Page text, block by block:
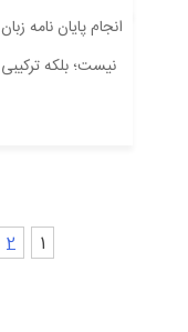
انجام پایان نامه
نیست؛ بلکه
1
2